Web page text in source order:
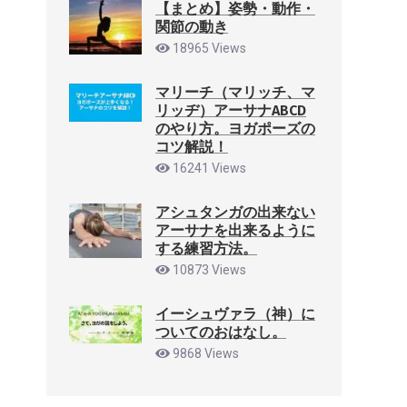
【まとめ】姿勢・動作・
関節の動き
18965 Views
マリーチ（マリッチ、マ
リッヂ）アーサナABCD
のやり方。ヨガポーズの
コツ解説！
16241 Views
アシュタンガの出来ない
アーサナを出来るように
する練習方法。
10873 Views
イーシュヴァラ（神）に
ついてのおはなし。
9868 Views